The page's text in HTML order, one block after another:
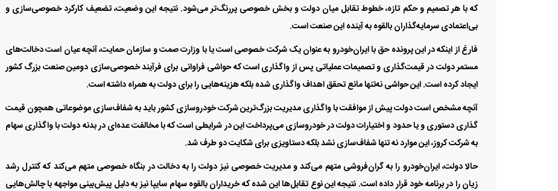
که با هر تصمیم و حکم تازه، خطوط تقابل میان دولت و بخش خصوصی پررنگ‌تر می‌شود. نتیجه این وضعیت، تضعیف کارکرد خصوصی‌سازی و
بی‌اعتمادی سرمایه‌گذاران بالقوه به آینده این صنعت است.
فارغ از اینکه در این پرونده حق با ایران‌خودرو به عنوان یک شرکت خصوصی است یا با وزارت صمت و سازمان حمایت، آنچه عیان است دخالت‌های
مستمر دولت در قیمت‌گذاری و تصمیمات عملیاتی پس از واگذاری است که حواشی فراوانی برای فرآیند خصوصی‌سازی دومین صنعت بزرگ کشور
ایجاد کرده است. این حواشی نه‌تنها مانع تحقق اهداف واگذاری شده بلکه هزینه‌هایی را برای دولت به همراه داشته است.
آنچه مشخص است دولت پیش از موافقت با واگذاری مدیریت بزرگ‌ترین شرکت خودروسازی کشور باید به شفاف‌سازی موضوعاتی همچون قیمت
گذاری دستوری و یا حدود و اختیارات دولت در خودروسازی می‌پرداخت این در شرایطی است که با مخالفت عده‌ای در بدنه دولت با واگذاری سهام
به شرکت کروز، این موارد نه تنها شفاف‌سازی نشد بلکه دستاویزی برای شکایت دو طرف شد.
حالا دولت، ایران‌خودرو را به گران‌فروشی متهم می‌کند و مدیریت خصوصی نیز دولت را به دخالت در بنگاه خصوصی متهم می‌کند که کنترل رشد
زیان را در برنامه خود قرار داده است. نتیجه این نوع تقابل‌ها این شده که خریداران بالقوه سهام سایپا نیز به دلیل پیش‌بینی مواجهه با چالش‌هایی
L7 و L8 ویژه تیر 1405
شامل 3 طرح
نادین خودرو با قیمت جدید